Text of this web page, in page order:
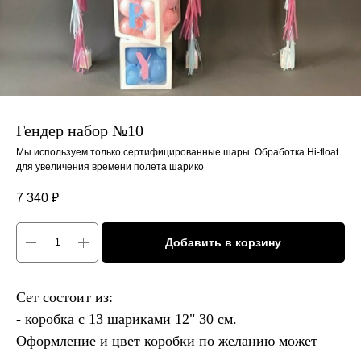
Гендер набор №10
Мы используем только сертифицированные шары. Обработка Hi-float
для увеличения времени полета шарико
7 340 ₽
Добавить в корзину
Сет состоит из:
- коробка с 13 шариками 12" 30 см.
Оформление и цвет коробки по желанию может